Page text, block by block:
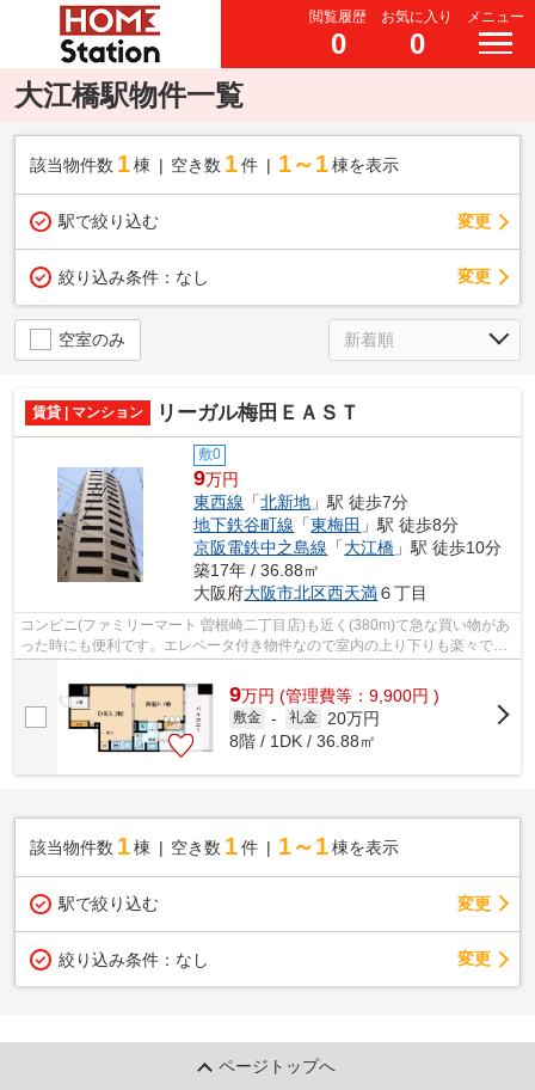
閲覧履歴
0
お気に入り
0
メニュー
大江橋駅物件一覧
該当物件数 1棟 空き数 1 件 1～1 棟を表示
駅で絞り込む 変更
絞り込み条件： なし 変更
空室のみ
賃貸 | マンション リーガル梅田ＥＡＳＴ
敷0
9万円
東西線 「北新地 」駅 徒歩7分
地下鉄谷町線 「東梅田 」駅 徒歩8分
京阪電鉄中之島線 「大江橋 」駅 徒歩10分
築17年 / 36.88㎡
大阪府大阪市北区西天満６丁目
コンビニ(ファミリーマート 曽根崎二丁目店)も近く(380m)て急な買い物があ
った時にも便利です。エレベータ付き物件なので室内の上り下りも楽々で
9万円 (管理費等：9,900円 )
敷金 - 礼金
20万円
8階 / 1DK / 36.88㎡
該当物件数 1棟 空き数 1 件 1～1 棟を表示
駅で絞り込む 変更
絞り込み条件： なし 変更
ページトップへ